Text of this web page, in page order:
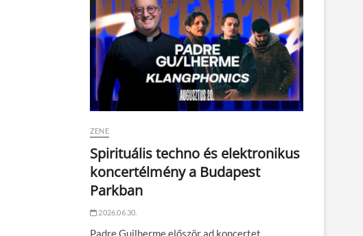
ZENE
Spirituális techno és elektronikus
koncertélmény a Budapest
Parkban
2026.06.30.
Padre Guilherme először ad koncertet